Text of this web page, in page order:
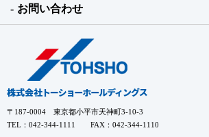
お問い合わせ
〒187-0004 東京都小平市天神町3-10-3
TEL：042-344-1111 FAX：042-344-1110